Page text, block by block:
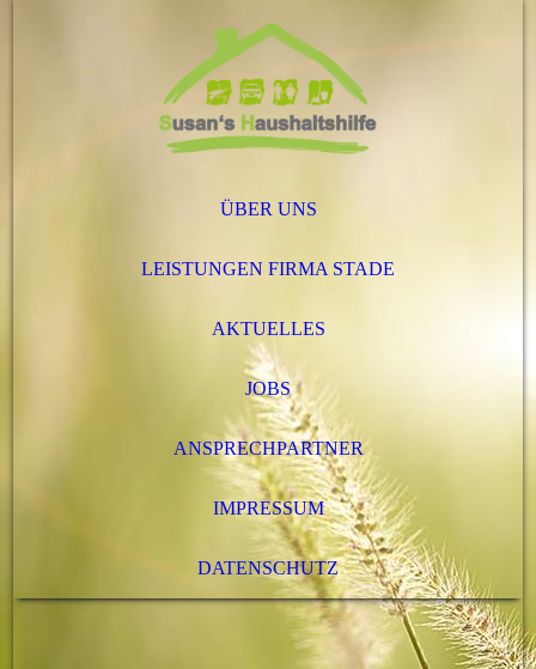
ÜBER UNS
LEISTUNGEN FIRMA STADE
AKTUELLES
JOBS
ANSPRECHPARTNER
IMPRESSUM
DATENSCHUTZ